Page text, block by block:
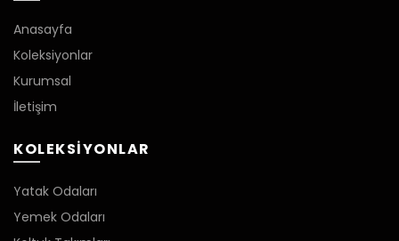
Anasayfa
Koleksiyonlar
Kurumsal
İletişim
KOLEKSIYONLAR
Yatak Odaları
Yemek Odaları